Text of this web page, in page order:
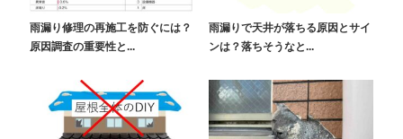
雨漏り修理の再施工を防ぐには？
原因調査の重要性と...
雨漏りで天井が落ちる原因とサイ
ンは？落ちそうなと...